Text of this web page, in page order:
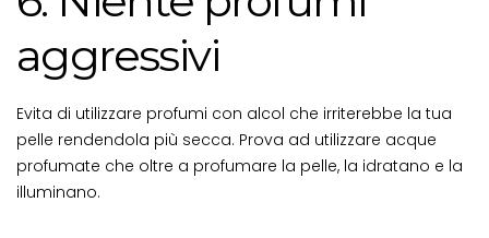
aggressivi
Evita di utilizzare profumi con alcol che irriterebbe la tua
pelle rendendola più secca. Prova ad utilizzare acque
profumate che oltre a profumare la pelle, la idratano e la
illuminano.